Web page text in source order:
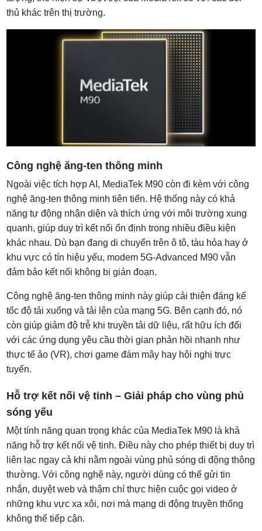
thủ khác trên thị trường.
Công nghệ ăng-ten thông minh
Ngoài việc tích hợp AI, MediaTek M90 còn đi kèm với công
nghệ ăng-ten thông minh tiên tiến. Hệ thống này có khả
năng tự động nhận diện và thích ứng với môi trường xung
quanh, giúp duy trì kết nối ổn định trong nhiều điều kiện
khác nhau. Dù bạn đang di chuyển trên ô tô, tàu hỏa hay ở
khu vực có tín hiệu yếu, modem 5G-Advanced M90 vẫn
đảm bảo kết nối không bị gián đoạn.
Công nghệ ăng-ten thông minh này giúp cải thiện đáng kể
tốc độ tải xuống và tải lên của mạng 5G. Bên cạnh đó, nó
còn giúp giảm độ trễ khi truyền tải dữ liệu, rất hữu ích đối
với các ứng dụng yêu cầu thời gian phản hồi nhanh như
thực tế ảo (VR), chơi game đám mây hay hội nghị trực
tuyến.
Hỗ trợ kết nối vệ tinh – Giải pháp cho vùng phủ
sóng yếu
Một tính năng quan trọng khác của MediaTek M90 là khả
năng hỗ trợ kết nối vệ tinh. Điều này cho phép thiết bị duy trì
liên lạc ngay cả khi nằm ngoài vùng phủ sóng di động thông
thường. Với công nghệ này, người dùng có thể gửi tin
nhắn, duyệt web và thậm chí thực hiện cuộc gọi video ở
những khu vực xa xôi, nơi mà mạng di động truyền thống
không thể tiếp cận.